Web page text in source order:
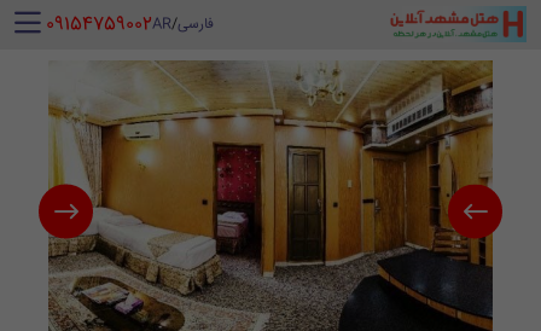
فارسی/
AR
‪ 09154759002